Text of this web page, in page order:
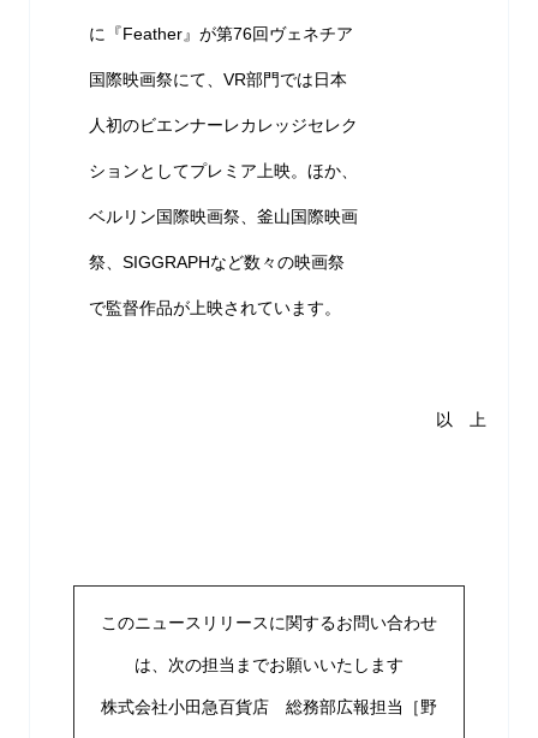
に『Feather』が第76回ヴェネチア
国際映画祭にて、VR部門では日本
人初のビエンナーレカレッジセレク
ションとしてプレミア上映。ほか、
ベルリン国際映画祭、釜山国際映画
祭、SIGGRAPHなど数々の映画祭
で監督作品が上映されています。
以 上
このニュースリリースに関するお問い合わせ
は、次の担当までお願いいたします
株式会社小田急百貨店 総務部広報担当［野